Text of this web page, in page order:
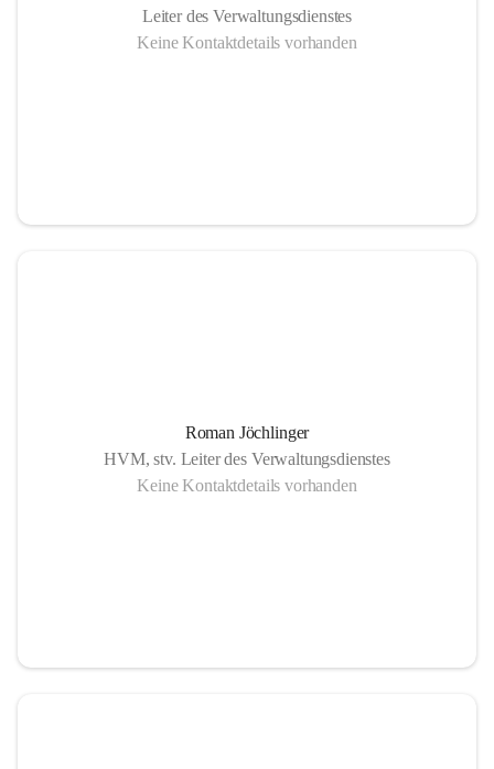
Leiter des Verwaltungsdienstes
Keine Kontaktdetails vorhanden
Roman Jöchlinger
HVM, stv. Leiter des Verwaltungsdienstes
Keine Kontaktdetails vorhanden